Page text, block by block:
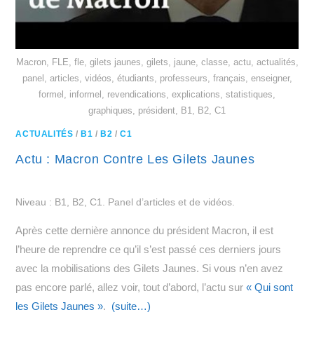
Macron, FLE, fle, gilets jaunes, gilets, jaune, classe, actu, actualités,
panel, articles, vidéos, étudiants, professeurs, français, enseigner,
formel, informel, revendications, explications, statistiques,
graphiques, président, B1, B2, C1
ACTUALITÉS /B1 /B2 /C1
Actu : Macron Contre Les Gilets Jaunes
Niveau : B1, B2, C1. Panel d’articles et de vidéos.
Après cette dernière annonce du président Macron, il est
l’heure de reprendre ce qu’il s’est passé ces derniers jours
avec la mobilisations des Gilets Jaunes. Si vous n’en avez
pas encore parlé, allez voir, tout d’abord, l’actu sur« Qui sont
les Gilets Jaunes ». (suite…)